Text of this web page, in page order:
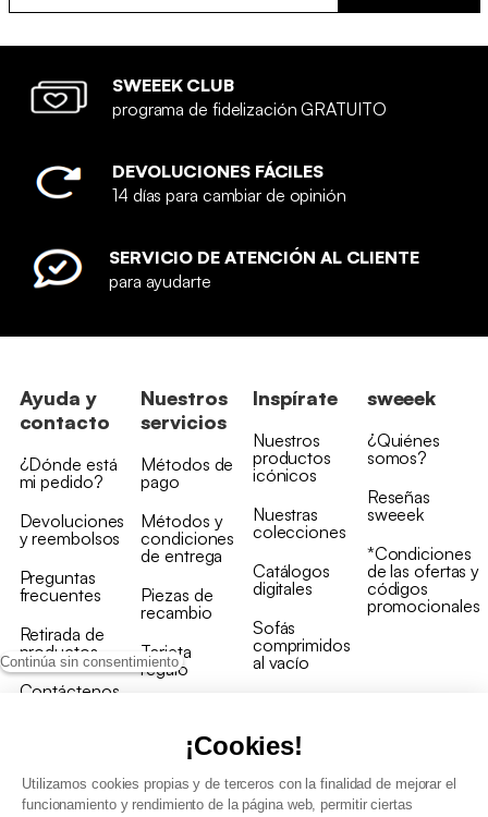
Continúa sin consentimiento
¡Cookies!
Utilizamos cookies propias y de terceros con la finalidad de mejorar el
funcionamiento y rendimiento de la página web, permitir ciertas
SWEEEK CLUB
programa de fidelización GRATUITO
DEVOLUCIONES FÁCILES
14 días para cambiar de opinión
SERVICIO DE ATENCIÓN AL CLIENTE
para ayudarte
Ayuda y
contacto
¿Dónde está
mi pedido?
Devoluciones
y reembolsos
Preguntas
frecuentes
Retirada de
productos
Contáctenos
Nuestros
servicios
Métodos de
pago
Métodos y
condiciones
de entrega
Piezas de
recambio
Tarjeta
regalo
Inspírate
Nuestros
productos
icónicos
Nuestras
colecciones
Catálogos
digitales
Sofás
comprimidos
al vacío
sweeek
¿Quiénes
somos?
Reseñas
sweeek
*Condiciones
de las ofertas y
códigos
promocionales